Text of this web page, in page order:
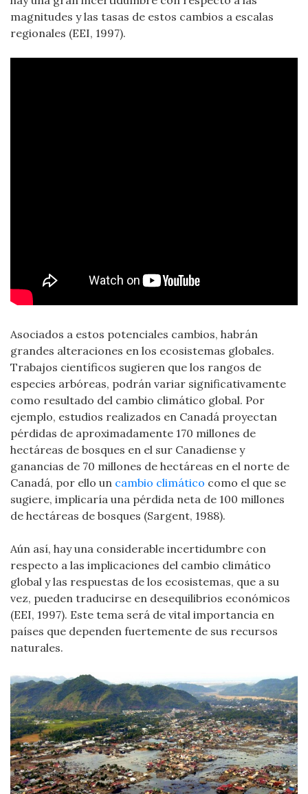
magnitudes y las tasas de estos cambios a escalas
regionales (EEI, 1997).
Asociados a estos potenciales cambios, habrán
grandes alteraciones en los ecosistemas globales.
Trabajos científicos sugieren que los rangos de
especies arbóreas, podrán variar significativamente
como resultado del cambio climático global. Por
ejemplo, estudios realizados en Canadá proyectan
pérdidas de aproximadamente 170 millones de
hectáreas de bosques en el sur Canadiense y
ganancias de 70 millones de hectáreas en el norte de
Canadá, por ello un cambio climático como el que se
sugiere, implicaría una pérdida neta de 100 millones
de hectáreas de bosques (Sargent, 1988).
Aún así, hay una considerable incertidumbre con
respecto a las implicaciones del cambio climático
global y las respuestas de los ecosistemas, que a su
vez, pueden traducirse en desequilibrios económicos
(EEI, 1997). Este tema será de vital importancia en
países que dependen fuertemente de sus recursos
naturales.